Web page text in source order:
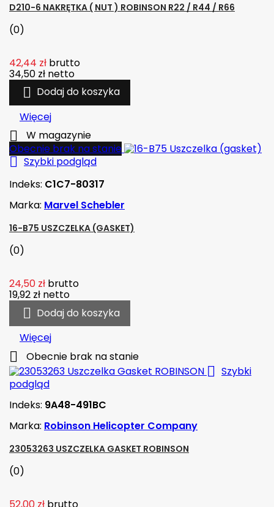
D210-6 NAKRĘTKA ( NUT ) ROBINSON R22 / R44 / R66
(0)
42,44 zł brutto
34,50 zł netto
 Dodaj do koszyka
Więcej

W magazynie
Obecnie brak na stanie
 Szybki podgląd
Indeks: C1C7-80317
Marka: Marvel Schebler
16-B75 USZCZELKA (GASKET)
(0)
24,50 zł brutto
19,92 zł netto
 Dodaj do koszyka
Więcej
 Obecnie brak na stanie
 Szybki
podgląd
Indeks: 9A48-491BC
Marka: Robinson Helicopter Company
23053263 USZCZELKA GASKET ROBINSON
(0)